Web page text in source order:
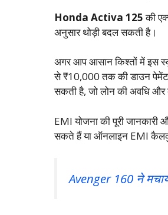
Honda Activa 125की
अनुसार थोड़ी बदल सकती है।
अगर आप आसान किश्तों में इस
से ₹10,000 तक की डाउन
सकती है, जो लोन की अवधि और
EMI योजना की पूरी
सकते हैं या ऑनलाइन EMI
Avenger 160 ने